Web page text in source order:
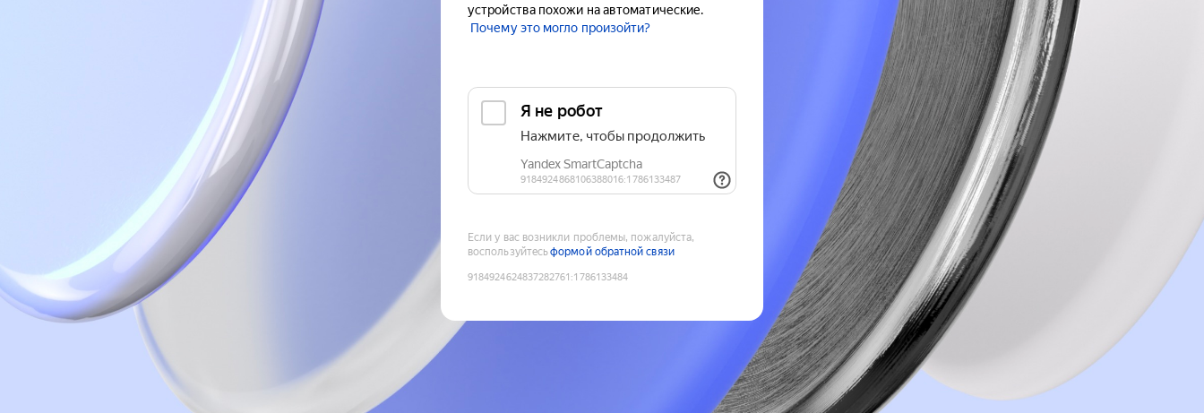
устройства похожи на автоматические.
Почему это могло произойти?
Если у вас возникли проблемы, пожалуйста,
воспользуйтесьформой обратной связи
9184924624837282761 :1786133484